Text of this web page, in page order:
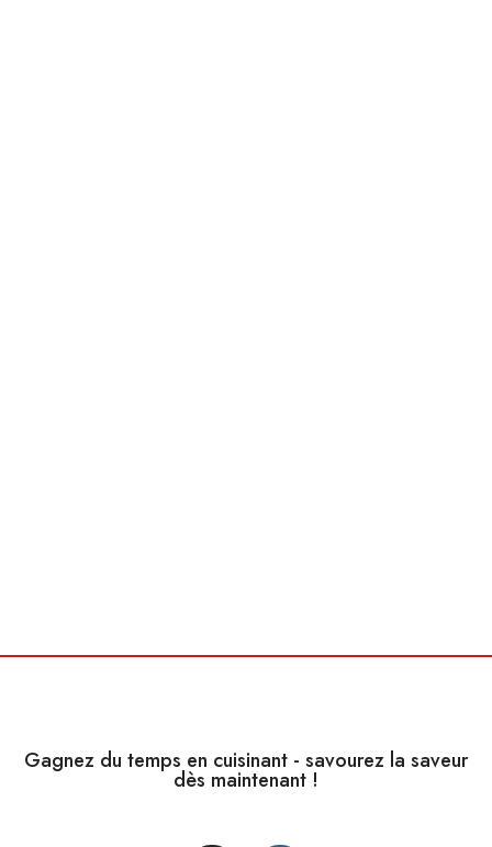
Gagnez du temps en cuisinant - savourez la saveur
dès maintenant !